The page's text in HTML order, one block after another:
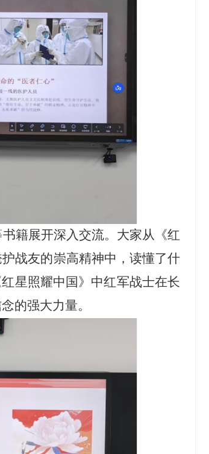
籍展开深入交流。大家从《红
战友的崇高精神中，读懂了什
星照耀中国》中红军战士在长
的强大力量。